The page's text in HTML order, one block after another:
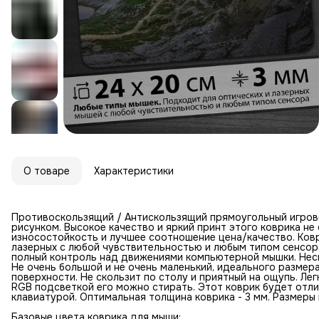
О товаре Характеристики
Противоскользящий / Антискользящий прямоугольный
рисунком. Высокое качество и яркий принт этого коврика
износостойкость и лучшее соотношение цена/качество.
лазерных с любой чувствительностью и любым типом
полный контроль над движениями компьютерной мышки.
Не очень большой и не очень маленький, идеального
поверхности. Не скользит по столу и приятный на ощупь.
RGB подсветкой его можно стирать. Этот коврик будет
клавиатурой. Оптимальная толщина коврика - 3 мм.